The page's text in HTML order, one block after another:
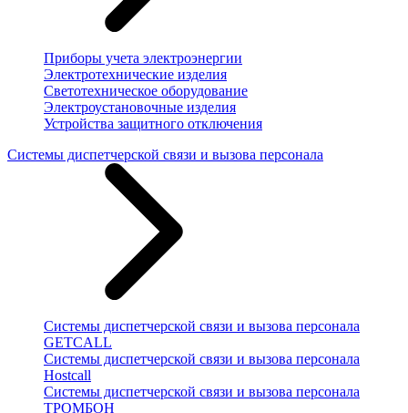
Приборы учета электроэнергии
Электротехнические изделия
Светотехническое оборудование
Электроустановочные изделия
Устройства защитного отключения
Системы диспетчерской связи и вызова персонала
Системы диспетчерской связи и вызова персонала
GETCALL
Системы диспетчерской связи и вызова персонала
Hostcall
Системы диспетчерской связи и вызова персонала
ТРОМБОН